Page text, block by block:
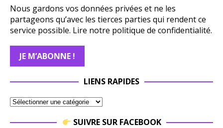
Nous gardons vos données privées et ne les
partageons qu’avec les tierces parties qui rendent ce
service possible. Lire notre politique de confidentialité.
LIENS RAPIDES
SUIVRE SUR FACEBOOK